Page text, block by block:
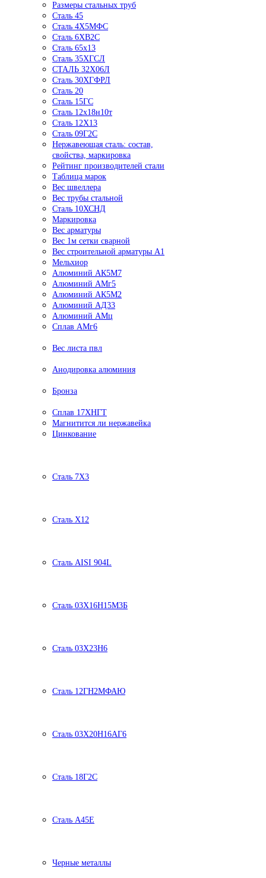
Размеры стальных труб
Сталь 45
Сталь 4Х5МФС
Сталь 6ХВ2С
Сталь 65х13
Сталь 35ХГСЛ
СТАЛЬ 32Х06Л
Сталь 30ХГФРЛ
Сталь 20
Сталь 15ГС
Сталь 12х18н10т
Сталь 12Х13
Сталь 09Г2С
Нержавеющая сталь: состав,
свойства, маркировка
Рейтинг производителей стали
Таблица марок
Вес швеллера
Вес трубы стальной
Сталь 10ХСНД
Маркировка
Вес арматуры
Вес 1м сетки сварной
Вес строительной арматуры А1
Мельхиор
Алюминий АК5М7
Алюминий АМг5
Алюминий АК5М2
Алюминий АД33
Алюминий АМц
Сплав АМг6
Вес листа пвл
Анодировка алюминия
Бронза
Сплав 17ХНГТ
Магнитится ли нержавейка
Цинкование
Сталь 7Х3
Сталь Х12
Сталь AISI 904L
Сталь 03Х16Н15М3Б
Сталь 03Х23Н6
Сталь 12ГН2МФАЮ
Сталь 03Х20Н16АГ6
Сталь 18Г2С
Сталь А45Е
Черные металлы